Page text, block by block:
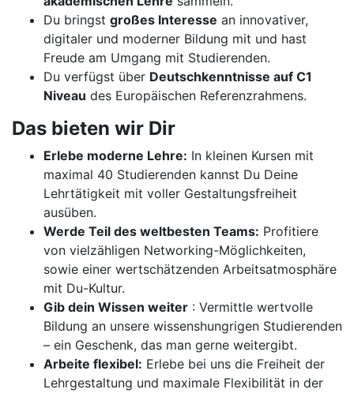
Du bringst großes Interesse an innovativer,
digitaler und moderner Bildung mit und hast
Freude am Umgang mit Studierenden.
Du verfügst über Deutschkenntnisse auf C1
Niveau des Europäischen Referenzrahmens.
Das bieten wir Dir
Erlebe moderne Lehre: In kleinen Kursen mit
maximal 40 Studierenden kannst Du Deine
Lehrtätigkeit mit voller Gestaltungsfreiheit
ausüben.
Werde Teil des weltbesten Teams: Profitiere
von vielzähligen Networking-Möglichkeiten,
sowie einer wertschätzenden Arbeitsatmosphäre
mit Du-Kultur.
Gib dein Wissen weiter : Vermittle wertvolle
Bildung an unsere wissenshungrigen Studierenden
– ein Geschenk, das man gerne weitergibt.
Arbeite flexibel: Erlebe bei uns die Freiheit der
Lehrgestaltung und maximale Flexibilität in der